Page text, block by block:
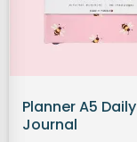
Planner A5 Daily
Journal